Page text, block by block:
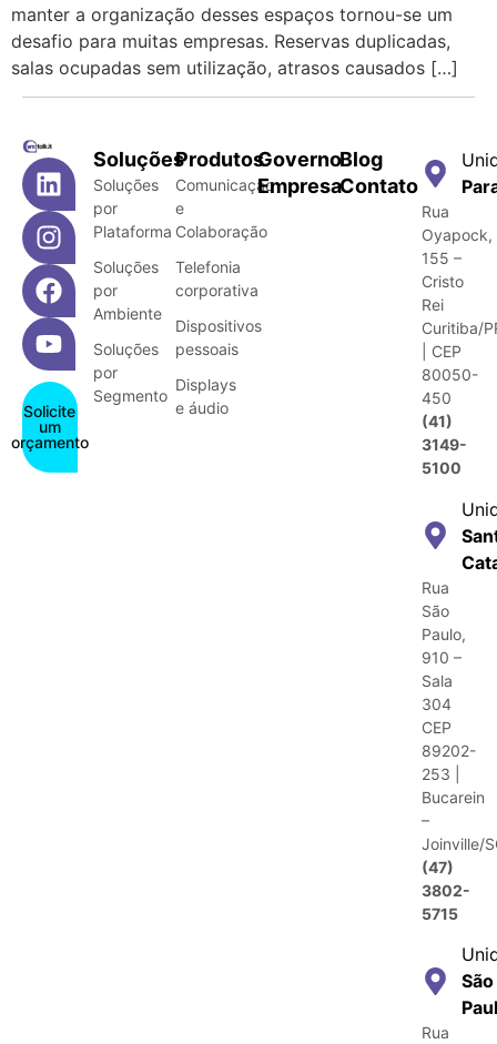
manter a organização desses espaços tornou-se um
desafio para muitas empresas. Reservas duplicadas,
salas ocupadas sem utilização, atrasos causados […]
Solicite
um
orçamento
Soluções
Soluções
por
Plataforma
Soluções
por
Ambiente
Soluções
por
Segmento
Produtos
Comunicação
e
Colaboração
Telefonia
corporativa
Dispositivos
pessoais
Displays
e áudio
Governo
Empresa
Blog
Contato
Rua
Oyapock,
155 –
Cristo
Rei
Curitiba/
| CEP
80050-
450
(41)
3149-
5100
Rua
São
Paulo,
910 –
Sala
304
CEP
89202-
253 |
Bucarein
–
Joinville/
(47)
3802-
5715
São
Rua